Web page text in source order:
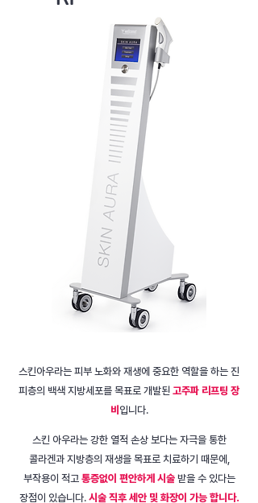
스킨아우라는 피부 노화와 재생에 중요한 역할을 하는 진
피층의 백색 지방세포를 목표로 개발된 고주파 리프팅 장
비 입니다.
스킨 아우라는 강한 열적 손상 보다는 자극을 통한
콜라겐과 지방층의 재생을 목표로 치료하기 때문에,
부작용이 적고 통증없이 편안하게 시술받을 수 있다는
장점이 있습니다. 시술 직후 세안 및 화장이 가능 합니다.